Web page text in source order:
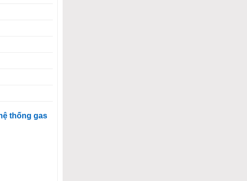
hệ thống gas